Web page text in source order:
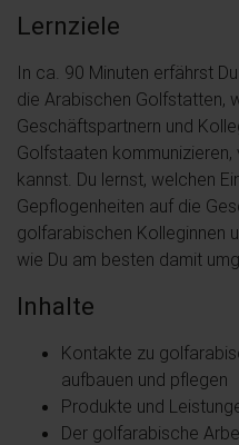
Lernziele
In ca. 90 Minuten erfährst
die Arabischen Golfstatten,
Geschäftspartnern und
Golfstaaten
kannst. Du lernst, welchen
Gepflogenheiten auf die
golfarabischen Kolleginnen
wie Du am besten damit
Inhalte
Kontakte zu
aufbauen und pflegen
Produkte und
Der golfarabische